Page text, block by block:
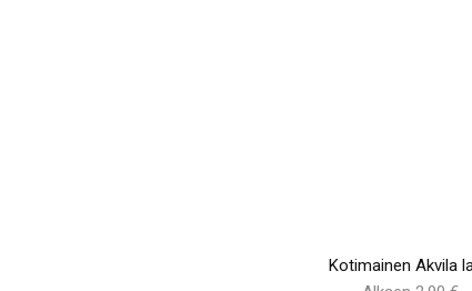
Kotimainen Akvila